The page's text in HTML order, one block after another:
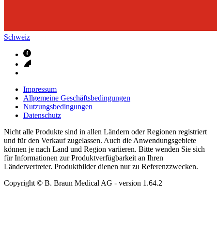
Schweiz
Impressum
Allgemeine Geschäftsbedingungen
Nutzungsbedingungen
Datenschutz
Nicht alle Produkte sind in allen Ländern oder Regionen registriert
und für den Verkauf zugelassen. Auch die Anwendungsgebiete
können je nach Land und Region variieren. Bitte wenden Sie sich
für Informationen zur Produktverfügbarkeit an Ihren
Ländervertreter. Produktbilder dienen nur zu Referenzzwecken.
Copyright © B. Braun Medical AG - version 1.64.2